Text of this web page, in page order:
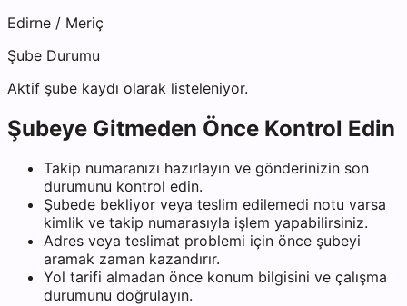
Edirne / Meriç
Şube Durumu
Aktif şube kaydı olarak listeleniyor.
Şubeye Gitmeden Önce Kontrol Edin
Takip numaranızı hazırlayın ve gönderinizin son
durumunu kontrol edin.
Şubede bekliyor veya teslim edilemedi notu varsa
kimlik ve takip numarasıyla işlem yapabilirsiniz.
Adres veya teslimat problemi için önce şubeyi
aramak zaman kazandırır.
Yol tarifi almadan önce konum bilgisini ve çalışma
durumunu doğrulayın.